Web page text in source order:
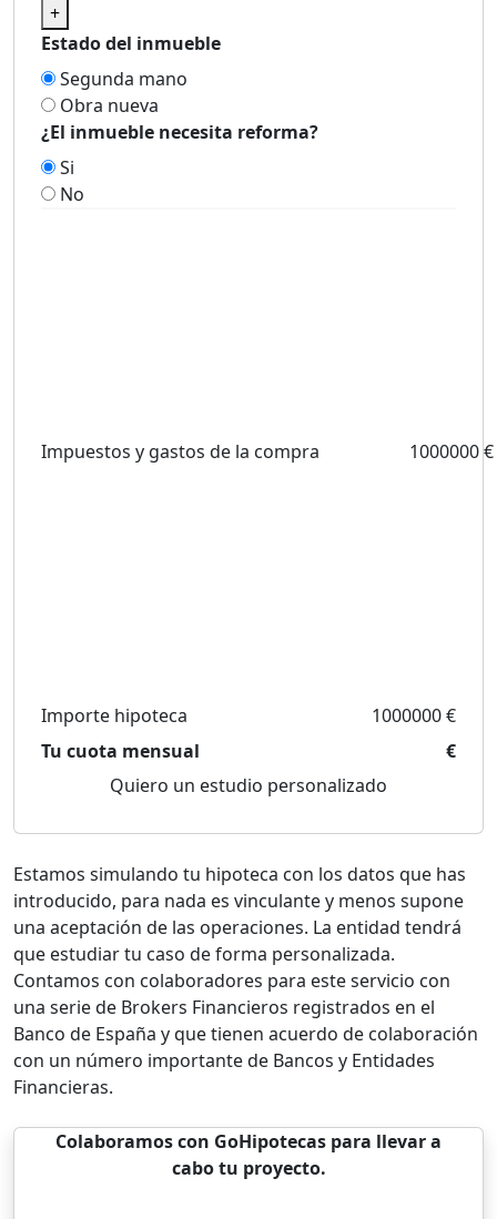
+
Estado del inmueble
Segunda mano
Obra nueva
¿El inmueble necesita reforma?
Si
No
Impuestos y gastos de la compra 1000000 €
Importe hipoteca
1000000 €
Tu cuota mensual
€
Quiero un estudio personalizado
Estamos simulando tu hipoteca con los datos que has
introducido, para nada es vinculante y menos supone
una aceptación de las operaciones. La entidad tendrá
que estudiar tu caso de forma personalizada.
Contamos con colaboradores para este servicio con
una serie de Brokers Financieros registrados en el
Banco de España y que tienen acuerdo de colaboración
con un número importante de Bancos y Entidades
Financieras.
Colaboramos con GoHipotecas para llevar a
cabo tu proyecto.